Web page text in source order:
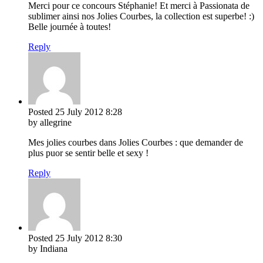
Merci pour ce concours Stéphanie! Et merci à Passionata de
sublimer ainsi nos Jolies Courbes, la collection est superbe! :)
Belle journée à toutes!
Reply
Posted 25 July 2012 8:28
by allegrine
Mes jolies courbes dans Jolies Courbes : que demander de
plus puor se sentir belle et sexy !
Reply
Posted 25 July 2012 8:30
by Indiana